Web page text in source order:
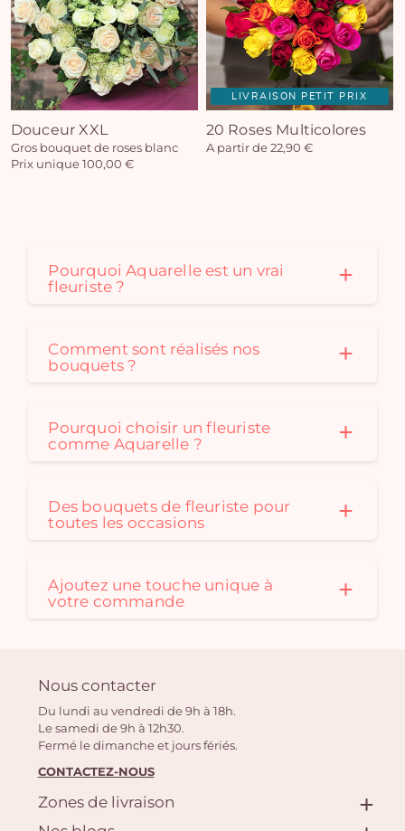
Douceur XXL
Gros bouquet de roses blanc
Prix unique 100,00 €
LIVRAISON PETIT PRIX
20 Roses Multicolores
A partir de 22,90 €
Pourquoi Aquarelle est un vrai
fleuriste ?
Comment sont réalisés nos
bouquets ?
Pourquoi choisir un fleuriste
comme Aquarelle ?
Des bouquets de fleuriste pour
toutes les occasions
Ajoutez une touche unique à
votre commande
Nous contacter
Du lundi au vendredi de 9h à 18h.
Le samedi de 9h à 12h30.
Fermé le dimanche et jours fériés.
CONTACTEZ-NOUS
Zones de livraison